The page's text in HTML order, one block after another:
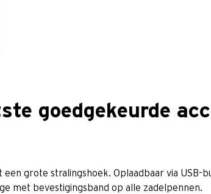
goedgekeurde
grote stralingshoek. Oplaadbaar via USB-
met bevestigingsband op alle zadelpennen.